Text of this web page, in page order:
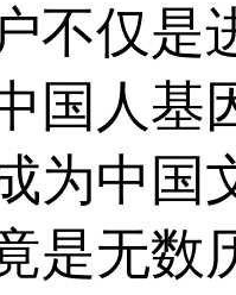
不仅是
国人基
为中国
是无数